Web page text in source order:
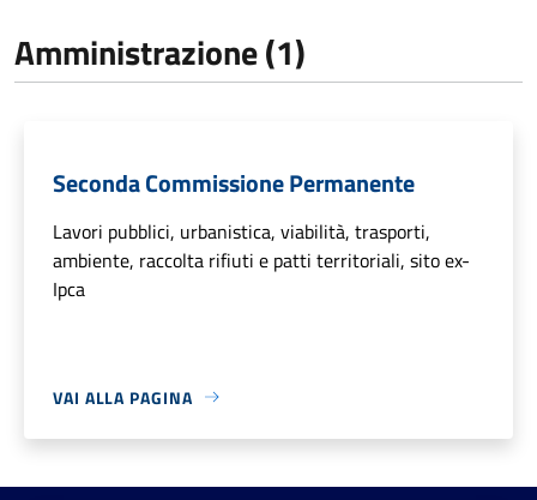
Amministrazione (1)
Seconda Commissione Permanente
Lavori pubblici, urbanistica, viabilità, trasporti,
ambiente, raccolta rifiuti e patti territoriali, sito ex-
Ipca
VAI ALLA PAGINA